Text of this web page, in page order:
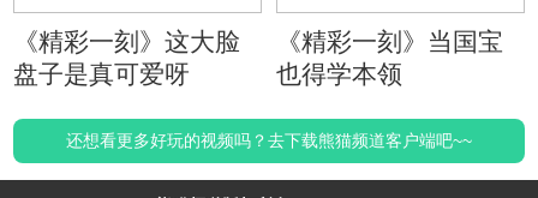
《精彩一刻》这大脸
盘子是真可爱呀
《精彩一刻》当国宝
也得学本领
还想看更多好玩的视频吗？去下载熊猫频道客户端吧~~